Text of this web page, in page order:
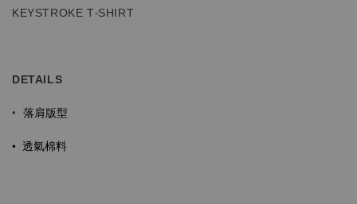
KEYSTROKE T-SHIRT
DETAILS
• 落肩版型
• 透氣棉料